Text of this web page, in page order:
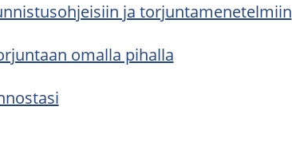
ja tor­jun­ta­me­ne­tel­miin
omal­la pi­hal­la